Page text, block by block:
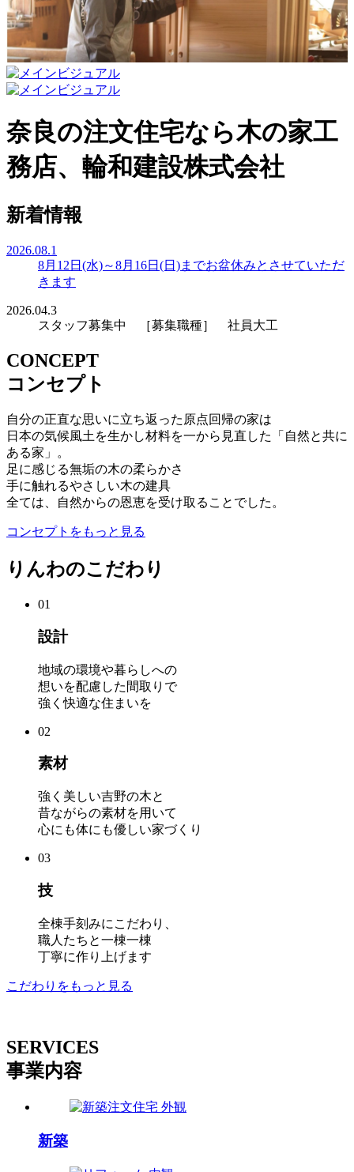
奈良の注文住宅なら木の家工
務店、輪和建設株式会社
新着情報
2026.08.1
8月12日(水)～8月16日(日)までお盆休みとさせていただ
きます
2026.04.3
スタッフ募集中 ［募集職種］ 社員大工
CONCEPT
コンセプト
自分の正直な思いに立ち返った原点回帰の家は
日本の気候風土を生かし材料を一から見直した「自然と共に
ある家」。
足に感じる無垢の木の柔らかさ
手に触れるやさしい木の建具
全ては、自然からの恩恵を受け取ることでした。
コンセプトをもっと見る
りんわのこだわり
01
設計
地域の環境や暮らしへの
想いを配慮した間取りで
強く快適な住まいを
02
素材
強く美しい吉野の木と
昔ながらの素材を用いて
心にも体にも優しい家づくり
03
技
全棟手刻みにこだわり、
職人たちと一棟一棟
丁寧に作り上げます
こだわりをもっと見る
SERVICES
事業内容
新築